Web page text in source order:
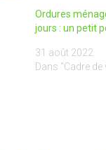
Ordures
jours : un petit
31 août 2022
Dans "Cadre de